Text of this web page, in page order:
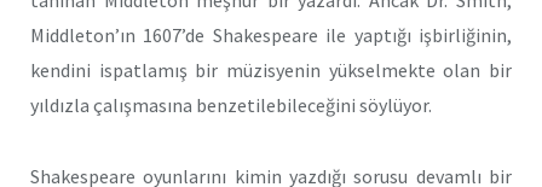
Middleton’ın 1607’de Shakespeare ile yaptığı işbirliğinin,
kendini ispatlamış bir müzisyenin yükselmekte olan bir
yıldızla çalışmasına benzetilebileceğini söylüyor.
Shakespeare oyunlarını kimin yazdığı sorusu devamlı bir